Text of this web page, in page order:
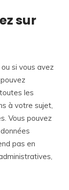
sur
si vous avez
les
à votre sujet,
Vous pouvez
pas en